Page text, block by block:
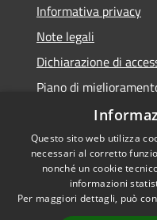
Informativa privacy
Note legali
Dichiarazione di
Piano di
Accessibilità
Privacy
Questo sito web utilizza
necessari al corretto
nonché un cookie
informazioni
Per maggiori dettagli, può